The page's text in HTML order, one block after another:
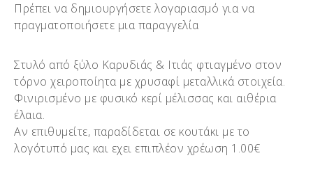
Πρέπει να δημιουργήσετε λογαριασμό για να
πραγματοποιήσετε μια παραγγελία
Στυλό από ξύλο Καρυδιάς & Ιτιάς φτιαγμένο στον
τόρνο χειροποίητα με χρυσαφί μεταλλικά στοιχεία.
Φινιρισμένο με φυσικό κερί μέλισσας και αιθέρια
έλαια.
Αν επιθυμείτε, παραδίδεται σε κουτάκι με το
λογότυπό μας και εχει επιπλέον χρέωση 1.00€